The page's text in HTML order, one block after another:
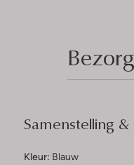
Samenstelling &
Kleur: Blauw